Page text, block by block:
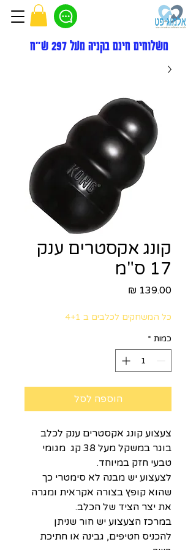
משלוחים חינם בקניה מעל 297 ש"ח
קונג אקסטרים ענק
17 ס"מ
כל המשחקים לכלבים ב 4+1
כמות *
הוספה לסל
צעצוע קונג אקסטרים ענק לכלב
בוגר במשקל מעל 38 קג מגומי
טבעי חזק במיוחד.
לצעצוע יש מבנה לא סימטרי כך
שהוא קופץ בצורה אקראית ומגרה
את יצר הציד של הכלב.
במרכז הצעצוע יש חור שניתן
להכניס חטיפים, גבינה או חתיכת